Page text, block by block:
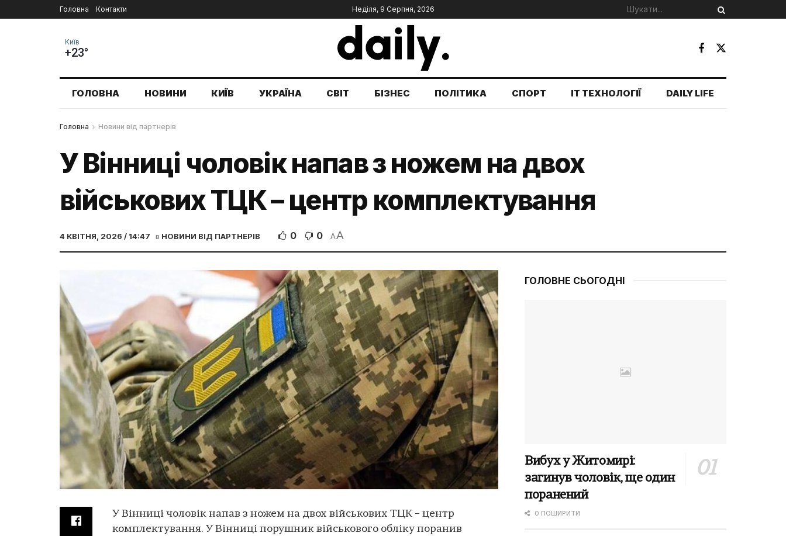
Головна Контакти Неділя, 9 Серпня, 2026
Київ
+23°
ГОЛОВНА НОВИНИ КИЇВ УКРАЇНА СВІТ БІЗНЕС ПОЛІТИКА СПОРТ IT ТЕХНОЛОГІЇ DAILY LIFE
Головна Новини від партнерів
У Вінниці чоловік напав з ножем на двох
військових ТЦК – центр комплектування
4 КВІТНЯ, 2026 / 14:47 в НОВИНИ ВІД ПАРТНЕРІВ 0 0 AA
У Вінниці чоловік напав з ножем на двох військових ТЦК – центр
комплектування. У Вінниці порушник військового обліку поранив
ГОЛОВНЕ СЬОГОДНІ
Вибух у Житомирі:
загинув чоловік, ще один
поранений
0 ПОШИРИТИ